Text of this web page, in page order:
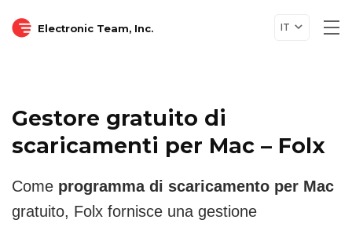
Electronic Team, Inc. IT
Gestore gratuito di
scaricamenti per Mac – Folx
Come programma di scaricamento per Mac
gratuito, Folx fornisce una gestione